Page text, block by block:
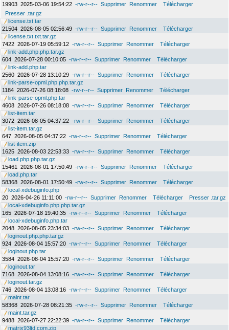
19903 2025-03-06 19:54:22 -rw-r--r-- Supprimer Renommer
Télécharger
Presser .tar.gz
license.txt.tar
21504 2026-08-05 02:56:49 -rw-r--r-- Supprimer Renommer
Télécharger
license.txt.txt.tar.gz
7422 2026-07-19 05:59:12 -rw-r--r-- Supprimer Renommer
Télécharger
link-add.php.php.tar.gz
604 2026-07-28 00:10:05 -rw-r--r-- Supprimer Renommer
Télécharger
link-add.php.tar
2560 2026-07-28 13:10:29 -rw-r--r-- Supprimer Renommer
Télécharger
link-parse-opml.php.php.tar.gz
1184 2026-07-26 08:18:08 -rw-r--r-- Supprimer Renommer
Télécharger
link-parse-opml.php.tar
4608 2026-07-26 08:18:08 -rw-r--r-- Supprimer Renommer
Télécharger
list-item.tar
3072 2026-08-05 04:37:22 -rw-r--r-- Supprimer Renommer
Télécharger
list-item.tar.gz
647 2026-08-05 04:37:22 -rw-r--r-- Supprimer Renommer
Télécharger
list-item.zip
1625 2026-08-03 22:53:33 -rw-r--r-- Supprimer Renommer
Télécharger
load.php.php.tar.gz
15461
2026-08-01 17:50:49 -rw-r--r-- Supprimer Renommer
Télécharger
load.php.tar
58368 2026-08-01 17:50:49 -rw-r--r-- Supprimer Renommer
Télécharger
local-xdebuginfo.php
20 2026-04-26 11:11:00 -rw-r--r-- Supprimer Renommer Télécharger
Presser .tar.gz
local-xdebuginfo.php.php.tar.gz
165 2026-07-18 19:40:35 -rw-r--r-- Supprimer Renommer
Télécharger
local-xdebuginfo.php.tar
2048 2026-08-05 23:34:03 -rw-r--r-- Supprimer Renommer
Télécharger
loginout.php.php.tar.gz
924 2026-08-04 15:57:20 -rw-r--r-- Supprimer Renommer
Télécharger
loginout.php.tar
3584 2026-08-04 15:57:20 -rw-r--r-- Supprimer Renommer
Télécharger
loginout.tar
7168 2026-08-04 13:08:16 -rw-r--r-- Supprimer Renommer
Télécharger
loginout.tar.gz
746 2026-08-04 13:08:16 -rw-r--r-- Supprimer Renommer
Télécharger
maint.tar
58368 2026-07-28 08:21:35 -rw-r--r-- Supprimer Renommer
Télécharger
maint.tar.gz
9488 2026-07-27 22:22:39 -rw-r--r-- Supprimer Renommer
Télécharger
matrix93ltd.com.zip